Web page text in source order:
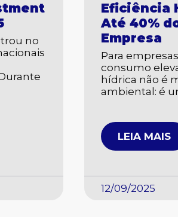
no
Eficiência
Até 40%
Empresa
Para
consumo
hídrica não é
ambiental: é
LEIA MAIS
12/09/2025